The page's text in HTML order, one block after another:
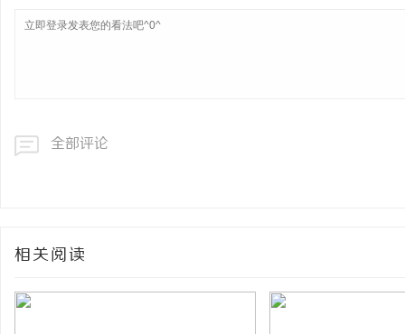
全部评论
相关阅读